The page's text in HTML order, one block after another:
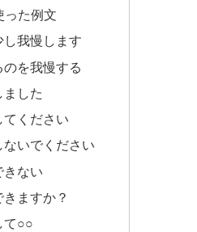
った例文
し我慢します
のを我慢する
ました
てください
ないでください
きない
ますか？
て○○